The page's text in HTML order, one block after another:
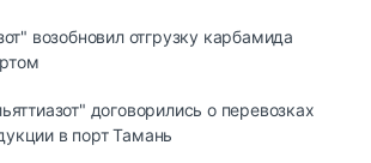
транспорт
Автосервис,
возобновил отгрузку карбамида
договорились о перевозках
в порт Тамань